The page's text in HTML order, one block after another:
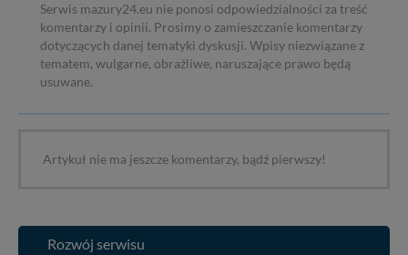
Serwis mazury24.eu nie ponosi odpowiedzialności za treść
komentarzy i opinii. Prosimy o zamieszczanie komentarzy
dotyczących danej tematyki dyskusji. Wpisy niezwiązane z
tematem, wulgarne, obraźliwe, naruszające prawo będą
usuwane.
Artykuł nie ma jeszcze komentarzy, bądź pierwszy!
Rozwój serwisu